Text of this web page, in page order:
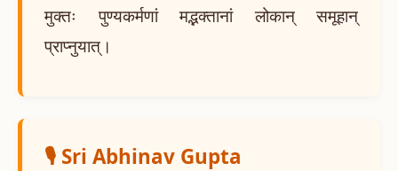
मुक्तः पुण्यकर्मणां मद्भक्तानां लोकान् समूहान्
प्राप्नुयात्।
🎙️ Sri Abhinav Gupta